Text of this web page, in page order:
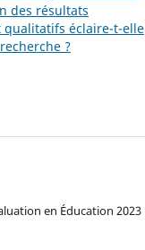
des résultats
éclaire-t-elle
?
en Éducation 2023